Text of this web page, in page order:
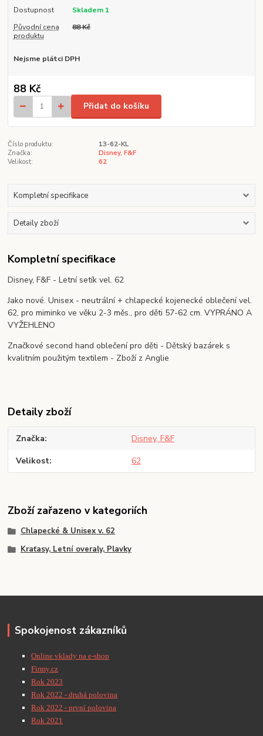
Dostupnost
Skladem 1
Původní cena
produktu
88 Kč
Nejsme plátci DPH
88 Kč
Přidat do košíku
Číslo produktu:
13-62-KL
Značka:
Disney, F&F
Velikost:
62
Kompletní specifikace
Detaily zboží
Kompletní specifikace
Disney, F&F - Letní setík vel. 62
Jako nové. Unisex - neutrální + chlapecké kojenecké oblečení vel.
62, pro miminko ve věku 2-3 měs., pro děti 57-62 cm. VYPRÁNO A
VYŽEHLENO
Značkové second hand oblečení pro děti - Dětský bazárek s
kvalitním použitým textilem - Zboží z Anglie
Detaily zboží
Značka Disney, F&F
Velikost 62
Zboží zařazeno v kategoriích
Chlapecké & Unisex v. 62
Kraťasy, Letní overaly, Plavky
Spokojenost zákazníků
Online vklady na e-shop
Firmy.cz
Rok 2023
Rok 2022 - druhá polovina
Rok 2022 - první polovina
Rok 2021